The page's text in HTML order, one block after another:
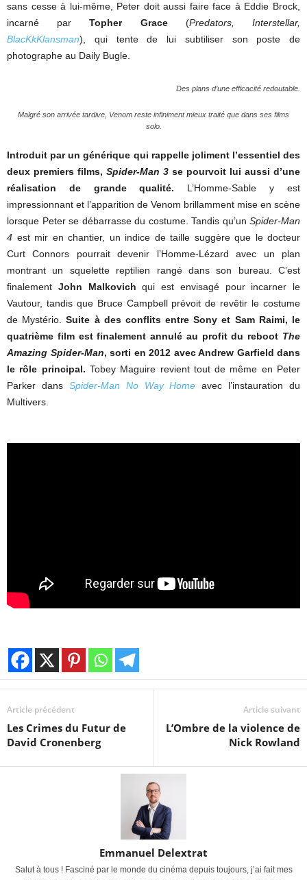
sans cesse à lui-même, Peter doit aussi faire face à Eddie Brock,
incarné parTopher Grace(Predators, Interstellar,
BlacKkKlansman), qui tente de lui subtiliser son poste de
photographe au Daily Bugle.
Des plans d’une efficacité redoutable.
Malgré son arrivée tardive, Venom reste infiniment mieux traité que dans ses films
solo.
Introduit par un générique qui rappelle joliment l’essentiel des
deux premiers films, Spider-Man 3 se pourvoit lui aussi d’une
réalisation de grande qualité. L’Homme-Sable y est
impressionnant et l’apparition de Venom brillamment mise en scène
lorsque Peter se débarrasse du costume. Tandis qu’un Spider-Man
4 est mir en chantier, un indice de taille suggère que le docteur
Curt Connors pourrait devenir l’Homme-Lézard avec un plan
montrant un squelette reptilien rangé dans son bureau. C’est
finalement John Malkovich qui est envisagé pour incarner le
Vautour, tandis que Bruce Campbell prévoit de revêtir le costume
de Mystério.Suite à des conflits entre Sony et Sam Raimi, le
quatrième film est finalement annulé au profit du reboot The
Amazing Spider-Man, sorti en 2012 avec Andrew Garfield dans
le rôle principal. Tobey Maguire revient tout de même en Peter
Parker dans Spider-Man No Way Home avec l’instauration du
Multivers.
Article précédent
Les Crimes du Futur de
David Cronenberg
Article suivant
L’Ombre de la violence de
Nick Rowland
Emmanuel Delextrat
Salut à tous ! Fasciné par le monde du cinéma depuis toujours, j’ai fait mes